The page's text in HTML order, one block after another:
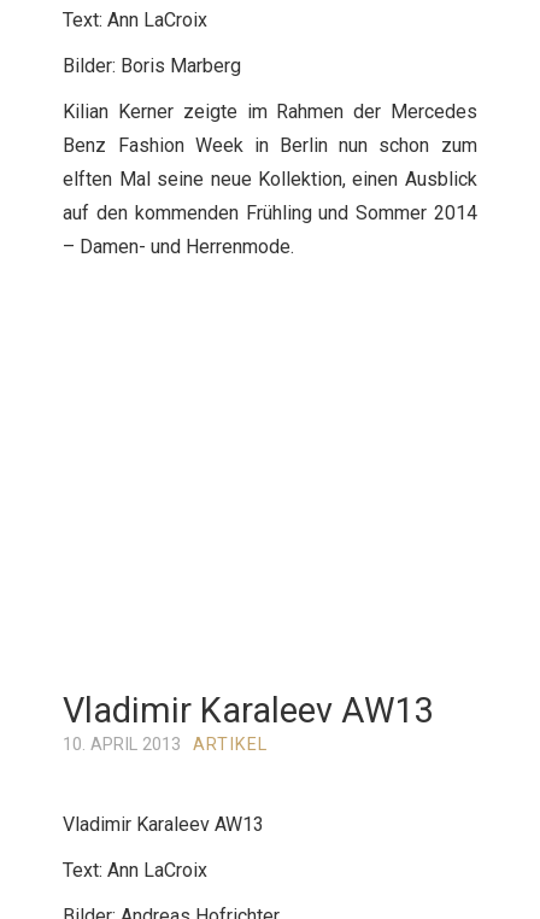
Text: Ann LaCroix
Bilder: Boris Marberg
Kilian Kerner zeigte im Rahmen der Mercedes
Benz Fashion Week in Berlin nun schon zum
elften Mal seine neue Kollektion, einen Ausblick
auf den kommenden Frühling und Sommer 2014
– Damen- und Herrenmode.
Vladimir Karaleev AW13
10. APRIL 2013 ARTIKEL
Vladimir Karaleev AW13
Text: Ann LaCroix